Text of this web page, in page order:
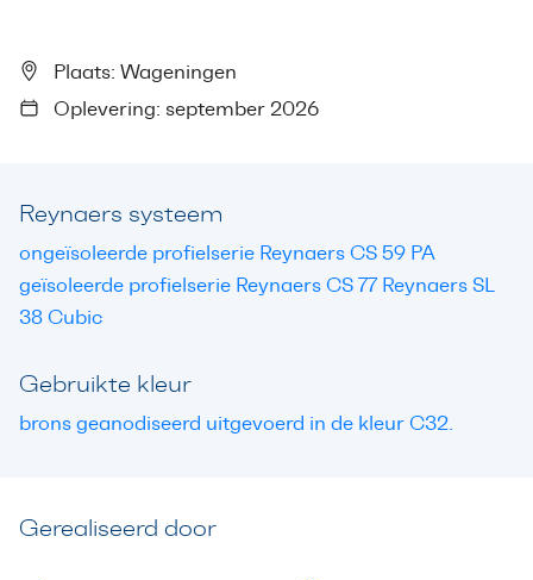
Plaats: Wageningen
Oplevering: september 2026
Reynaers systeem
ongeïsoleerde profielserie Reynaers CS 59 PA
geïsoleerde profielserie Reynaers CS 77 Reynaers SL
38 Cubic
Gebruikte kleur
brons geanodiseerd uitgevoerd in de kleur C32.
Gerealiseerd door